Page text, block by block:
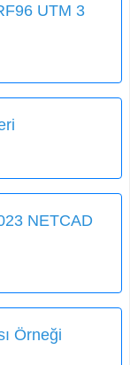
UTM 3
NETCAD
Örneği